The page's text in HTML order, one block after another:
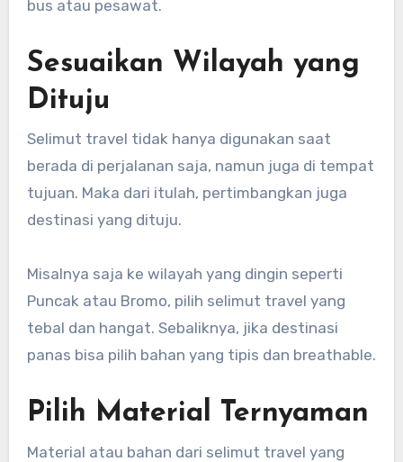
bus atau pesawat.
Sesuaikan Wilayah yang
Dituju
Selimut travel tidak hanya digunakan saat
berada di perjalanan saja, namun juga di tempat
tujuan. Maka dari itulah, pertimbangkan juga
destinasi yang dituju.
Misalnya saja ke wilayah yang dingin seperti
Puncak atau Bromo, pilih selimut travel yang
tebal dan hangat. Sebaliknya, jika destinasi
panas bisa pilih bahan yang tipis dan breathable.
Pilih Material Ternyaman
Material atau bahan dari selimut travel yang